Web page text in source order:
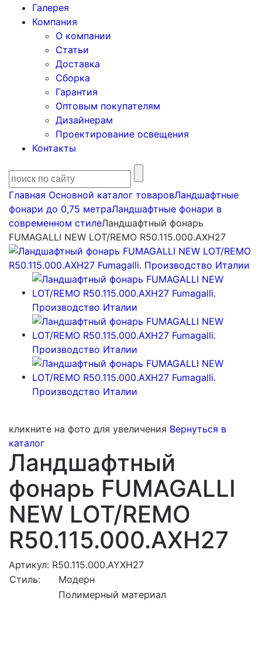
Галерея
Компания
О компании
Статьи
Доставка
Сборка
Гарантия
Оптовым покупателям
Дизайнерам
Проектирование освещения
Контакты
Главная Основной каталог товаровЛандшафтные
фонари до 0,75 метраЛандшафтные фонари в
современном стилеЛандшафтный фонарь
FUMAGALLI NEW LOT/REMO R50.115.000.AXH27
кликните на фото для увеличения Вернуться в
каталог
Ландшафтный
фонарь FUMAGALLI
NEW LOT/REMO
R50.115.000.AXH27
Артикул: R50.115.000.AYXH27
Стиль:
Модерн
Полимерный материал